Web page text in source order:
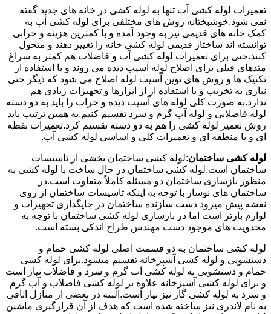
تعمیرات لوله کشی آب تنها به لوله کشی در خانه های جدید گفته
نمی شود.خوشبختانه روش های مختلفی برای لوله کشی آب به
کمک خانه های قدیمی نیز به وجود آمده و با کمترین هزینه و خرابی
توانسته اند ساختار قدیمی لوله کشی خانه را تغییر دهند و متحول
کنند.حتی برای تعمیرات لوله کشی آب و فاضلاب هم کمتر به سراغ
متدهای قبلی برای اصلاح لوله آسیب دیده می روند و با استفاده از
تکنیک ها و روش های نوین آسیب لوله اصلاح می شود که دیگر حتی
نیازی به تخریب و یا استفاده از از ابزارها و تجهیزات زیادی هم
ندارد.به صورت کلی لوله های آسیب دیده و خراب را باید به دو دسته
لوله فاضلابی و لوله آب گرم و سرد تقسیم کنیم.به همین ترتیب باید
روش تعمیر لوله کشی را هم به دو دسته تقسیم کرد.تعمیرات نقطه
ای و یا منطقه ای و تعمیرات کلی و اساسی لوله کشی آب.
لوله کشی ساختمان:لوله کشی ساختمان بخشی از تاسیسات
ساختمان است.لوله کشی ساختمان در حال ساخت با لوله کشی به
منظور بازسازی ساختمان دو مسئله کاملاً متفاوت است.در
ساختمان های نوساز با توجه به اینکه تاسیسات ساختمان از روی
نقشه پیش میرود دست سازنده ساختمان در جایگذاری تجهیزات و
لوازم بازتر است اما در بازسازی لوله کشی ساختمان با توجه به
محدویت های موجود دست مهندس طراح اندکی بسته است.
لوله کشی ساختمان به دو قسمت اصلی لوله کشی حمام و
دستشویی و لوله کشی آشپزخانه تقسیم میشود.برای لوله کشی
حمام و دستشویی به لوله کشی آب گرم و سرد و فاضلاب نیاز است
و برای لوله کشی آشپزخانه علاوه بر لوله کشی فاضلاب و آب گرم
و سرد به لوله کشی گاز نیز نیاز است.البته در بعضی از منازل اتاقی
به نام لاندری نیز ساخته شده است که هدف از آن قرارگیری ماشین